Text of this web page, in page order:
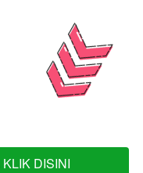
DISINI